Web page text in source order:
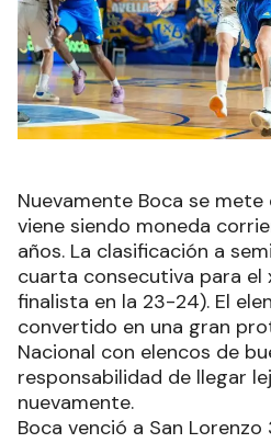
Nuevamente Boca se
viene siendo moneda
años. La clasificación a
cuarta consecutiva para el
finalista en la 23-24). El
convertido en una gran
Nacional con elencos de
responsabilidad de llegar
nuevamente.
Boca venció a San